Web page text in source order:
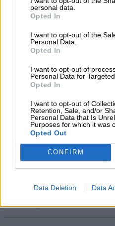
personal data.
Opted In
I want to opt-out of the
Personal Data.
Opted In
I want to opt-out of
Personal Data for
Opted In
I want to opt-out of
Retention, Sale, and/or
Personal Data that Is
Purposes for which it was
Opted Out
CONFIRM
Data Deletion Data
ποταμού
Ι.Σ. Λάρισας: Σύντομες οδηγίες
07/08/2026 , 10:09
Δείτε τη νέα ρυθμιστική 2026
07/08/2026 , 9:56
Η εντυπωσιακή παιδική
στα Φάρσαλα!
07/08/2026 , 9:30